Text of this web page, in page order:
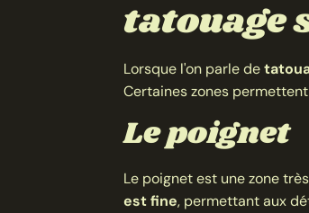
tatouage
Lorsque l'on parle de
Certaines zones
Le poignet
Le poignet est une zone
est fine, permettant aux